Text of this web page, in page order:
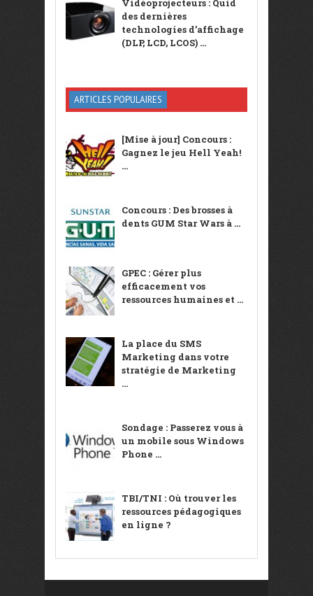
Vidéoprojecteurs : Quid
des dernières
technologies d’affichage
(DLP, LCD, LCOS) ...
ARTICLES POPULAIRES
[Mise à jour] Concours :
Gagnez le jeu Hell Yeah!
...
Concours : Des brosses à
dents GUM Star Wars à ...
GPEC : Gérer plus
efficacement vos
ressources humaines et ...
La place du SMS
Marketing dans votre
stratégie de Marketing
...
Sondage : Passerez vous à
un mobile sous Windows
Phone ...
TBI/TNI : Où trouver les
ressources pédagogiques
en ligne ?